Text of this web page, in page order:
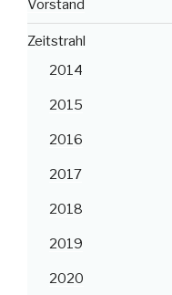
Vorstand
Zeitstrahl
2014
2015
2016
2017
2018
2019
2020